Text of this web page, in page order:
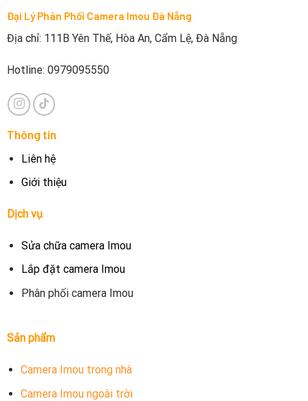
Đại Lý Phân Phối Camera Imou Đà Nẵng
Địa chỉ: 111B Yên Thế, Hòa An, Cẩm Lệ, Đà Nẵng
Hotline: 0979095550
Thông tin
Liên hệ
Giới thiệu
Dịch vụ
Sửa chữa camera Imou
Lắp đặt camera Imou
Phân phối camera Imou
Sản phẩm
Camera Imou trong nhà
Camera Imou ngoài trời